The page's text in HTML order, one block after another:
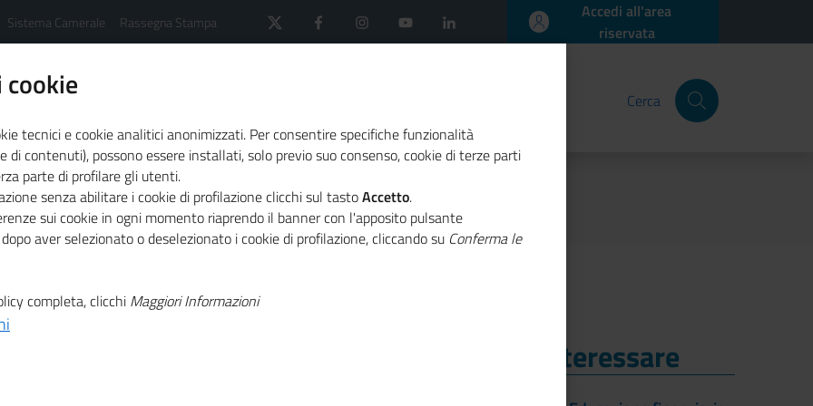
Sistema Camerale Rassegna Stampa
Accedi all'area
riservata
Cerca
sistema camerale
Agenda
sociale, tappa a Treviso
della
sociale,
Ti Potrebbe Interessare
tecnici e cookie analitici anonimizzati. Per consentire specifiche funzionalità
di contenuti), possono essere installati, solo previo suo consenso, cookie di terze parti
parte di profilare gli utenti.
senza abilitare i cookie di profilazione clicchi sul tastoAccetto.
sui cookie in ogni momento riaprendo il banner con l'apposito pulsante
aver selezionato o deselezionato i cookie di profilazione, cliccando su Conferma le
completa, clicchi Maggiori Informazioni